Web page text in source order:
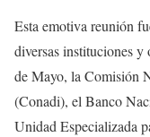
Esta emotiva reunión
diversas instituciones
de Mayo, la Comisión
(Conadi), el Banco
Unidad Especializada